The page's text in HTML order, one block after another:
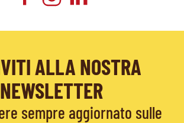
ALLA NOSTRA
NEWSLETTER
sempre aggiornato sulle